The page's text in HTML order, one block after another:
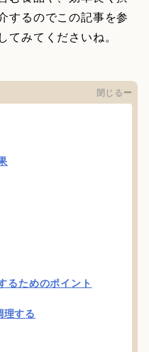
するのでこの記事を参
みてくださいね。
閉じる
るためのポイント
する